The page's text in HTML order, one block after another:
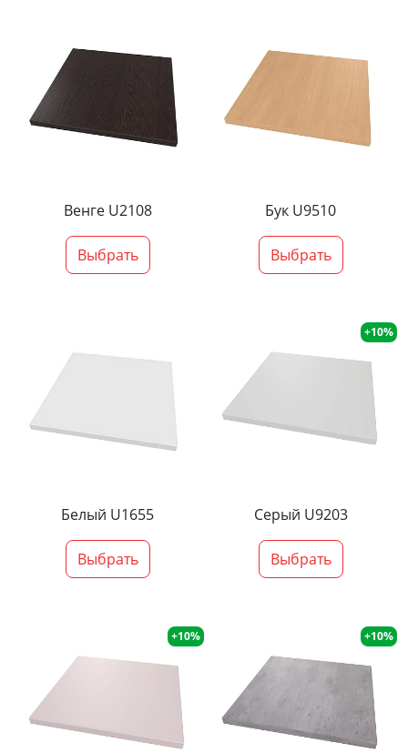
Венге U2108
Выбрать
Бук U9510
Выбрать
Белый U1655
Выбрать
+10%
Серый U9203
Выбрать
+10% +10%